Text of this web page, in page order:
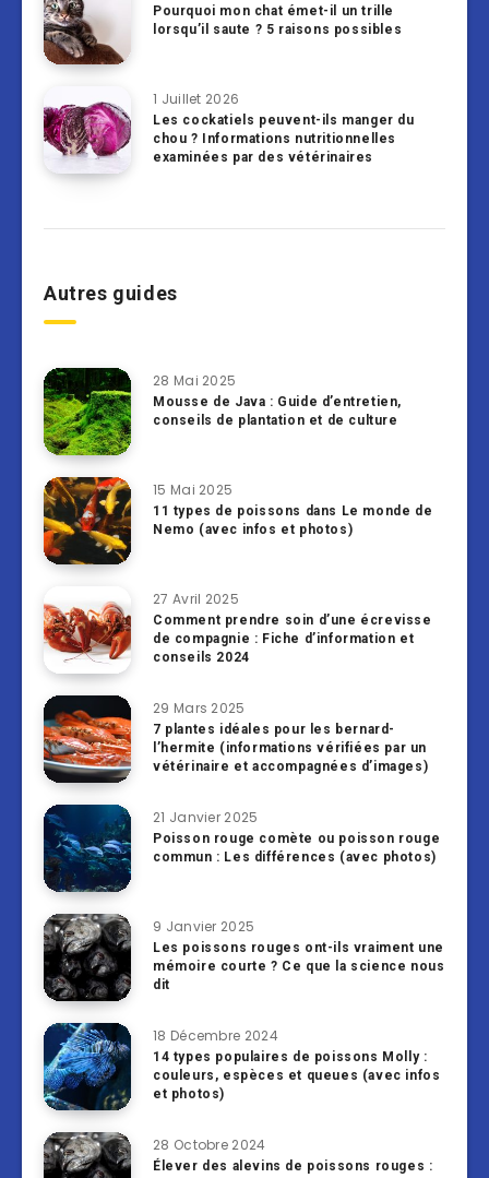
Pourquoi mon chat émet-il un trille
lorsqu’il saute ? 5 raisons possibles
1 Juillet 2026
Les cockatiels peuvent-ils manger du
chou ? Informations nutritionnelles
examinées par des vétérinaires
Autres guides
28 Mai 2025
Mousse de Java : Guide d’entretien,
conseils de plantation et de culture
15 Mai 2025
11 types de poissons dans Le monde de
Nemo (avec infos et photos)
27 Avril 2025
Comment prendre soin d’une écrevisse
de compagnie : Fiche d’information et
conseils 2024
29 Mars 2025
7 plantes idéales pour les bernard-
l’hermite (informations vérifiées par un
vétérinaire et accompagnées d’images)
21 Janvier 2025
Poisson rouge comète ou poisson rouge
commun : Les différences (avec photos)
9 Janvier 2025
Les poissons rouges ont-ils vraiment une
mémoire courte ? Ce que la science nous
dit
18 Décembre 2024
14 types populaires de poissons Molly :
couleurs, espèces et queues (avec infos
et photos)
28 Octobre 2024
Élever des alevins de poissons rouges :